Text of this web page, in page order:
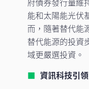
能和太陽能光伏
而，隨著替代能
替代能源的投資
域更嚴選投資。
資訊科技引